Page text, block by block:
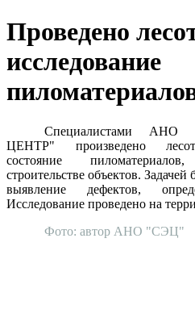
Проведено
исследование
Специалистами АНО
ЦЕНТР" произведено
состояние
строительстве объектов.
выявление дефектов,
Исследование проведено на
Фото: автор АНО "СЭЦ"